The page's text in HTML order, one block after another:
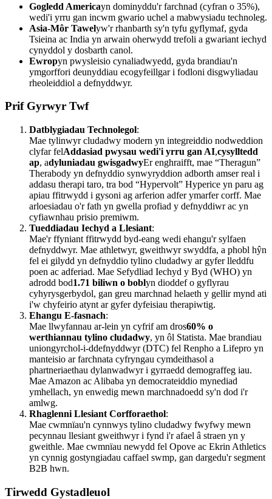
Gogledd Americayn dominyddu'r farchnad (cyfran o 35%),
wedi'i yrru gan incwm gwario uchel a mabwysiadu technoleg.
Asia-Môr Tawelyw'r rhanbarth sy'n tyfu gyflymaf, gyda
Tsieina ac India yn arwain oherwydd trefoli a gwariant iechyd
cynyddol y dosbarth canol.
Ewropyn pwysleisio cynaliadwyedd, gyda brandiau'n
ymgorffori deunyddiau ecogyfeillgar i fodloni disgwyliadau
rheoleiddiol a defnyddwyr.
Prif Gyrwyr Twf
Datblygiadau Technolegol:
Mae tylinwyr cludadwy modern yn integreiddio nodweddion
clyfar felAddasiad pwysau wedi'i yrru gan AI,cysylltedd
ap, adyluniadau gwisgadwyEr enghraifft, mae “Theragun”
Therabody yn defnyddio synwyryddion adborth amser real i
addasu therapi taro, tra bod “Hypervolt” Hyperice yn paru ag
apiau ffitrwydd i gysoni ag arferion adfer ymarfer corff. Mae
arloesiadau o'r fath yn gwella profiad y defnyddiwr ac yn
cyfiawnhau prisio premiwm.
Tueddiadau Iechyd a Llesiant:
Mae'r ffyniant ffitrwydd byd-eang wedi ehangu'r sylfaen
defnyddwyr. Mae athletwyr, gweithwyr swyddfa, a phobl hŷn
fel ei gilydd yn defnyddio tylino cludadwy ar gyfer lleddfu
poen ac adferiad. Mae Sefydliad Iechyd y Byd (WHO) yn
adrodd bod1.71 biliwn o boblyn dioddef o gyflyrau
cyhyrysgerbydol, gan greu marchnad helaeth y gellir mynd ati
i'w chyfeirio atynt ar gyfer dyfeisiau therapiwtig.
Ehangu E-fasnach:
Mae llwyfannau ar-lein yn cyfrif am dros60% o
werthiannau tylino cludadwy, yn ôl Statista. Mae brandiau
uniongyrchol-i-ddefnyddwyr (DTC) fel Renpho a Lifepro yn
manteisio ar farchnata cyfryngau cymdeithasol a
phartneriaethau dylanwadwyr i gyrraedd demograffeg iau.
Mae Amazon ac Alibaba yn democrateiddio mynediad
ymhellach, yn enwedig mewn marchnadoedd sy'n dod i'r
amlwg.
Rhaglenni Llesiant Corfforaethol:
Mae cwmnïau'n cynnwys tylino cludadwy fwyfwy mewn
pecynnau llesiant gweithwyr i fynd i'r afael â straen yn y
gweithle. Mae cwmnïau newydd fel Opove ac Ekrin Athletics
yn cynnig gostyngiadau caffael swmp, gan dargedu'r segment
B2B hwn.
Tirwedd Gystadleuol